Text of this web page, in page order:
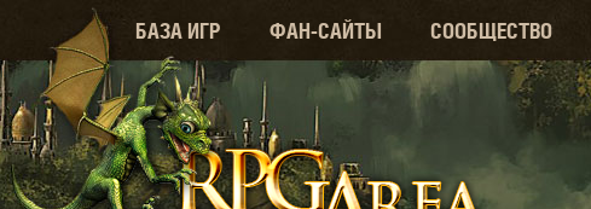
БАЗА ИГР ФАН-САЙТЫ СООБЩЕСТВО